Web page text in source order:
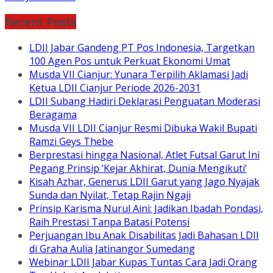
Recent Posts
LDII Jabar Gandeng PT Pos Indonesia, Targetkan
100 Agen Pos untuk Perkuat Ekonomi Umat
Musda VII Cianjur: Yunara Terpilih Aklamasi Jadi
Ketua LDII Cianjur Periode 2026-2031
LDII Subang Hadiri Deklarasi Penguatan Moderasi
Beragama
Musda VII LDII Cianjur Resmi Dibuka Wakil Bupati
Ramzi Geys Thebe
Berprestasi hingga Nasional, Atlet Futsal Garut Ini
Pegang Prinsip ‘Kejar Akhirat, Dunia Mengikuti’
Kisah Azhar, Generus LDII Garut yang Jago Nyajak
Sunda dan Nyilat, Tetap Rajin Ngaji
Prinsip Karisma Nurul Aini: Jadikan Ibadah Pondasi,
Raih Prestasi Tanpa Batasi Potensi
Perjuangan Ibu Anak Disabilitas Jadi Bahasan LDII
di Graha Aulia Jatinangor Sumedang
Webinar LDII Jabar Kupas Tuntas Cara Jadi Orang